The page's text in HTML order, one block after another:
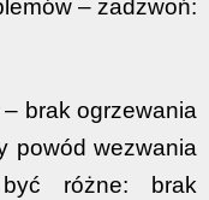
– zadzwoń:
– brak ogrzewania
powód wezwania
różne: brak